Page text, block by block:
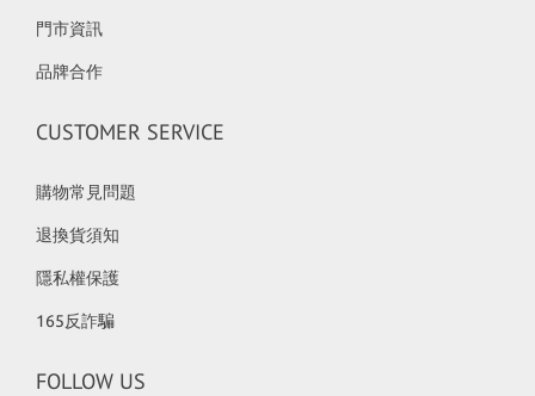
門市資訊
品牌合作
CUSTOMER SERVICE
購物常見問題
退換貨須知
隱私權保護
165反詐騙
FOLLOW US